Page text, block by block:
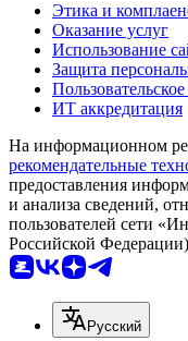
Этика и
Оказание услуг
Использование
Защита
ИТ аккредитация
На информационном
рекомендательные
предоставления
и анализа сведений,
пользователей сети
Российской Федерации)
Русский